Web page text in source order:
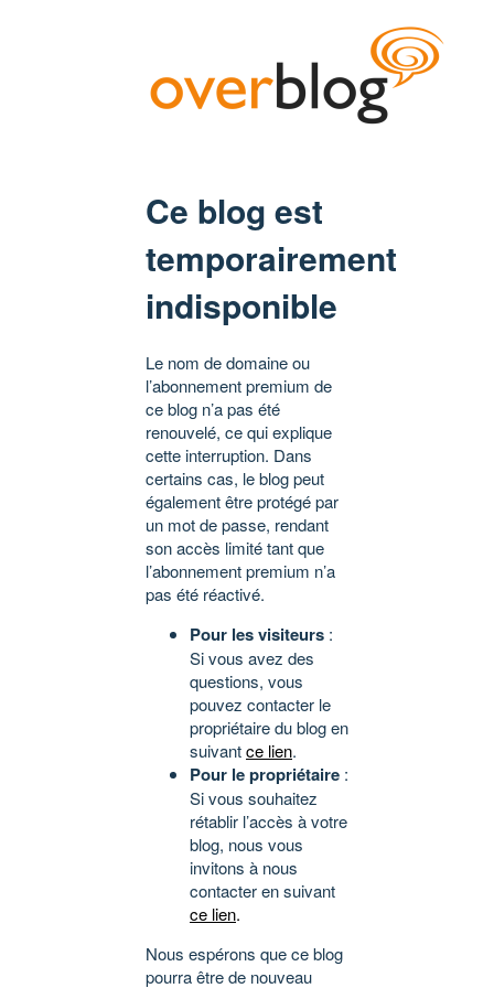
Ce blog est
temporairement
indisponible
Le nom de domaine ou
l’abonnement premium de
ce blog n’a pas été
renouvelé, ce qui explique
cette interruption. Dans
certains cas, le blog peut
également être protégé par
un mot de passe, rendant
son accès limité tant que
l’abonnement premium n’a
pas été réactivé.
Pour les visiteurs :
Si vous avez des
questions, vous
pouvez contacter le
propriétaire du blog en
suivantce lien.
Pour le propriétaire :
Si vous souhaitez
rétablir l’accès à votre
blog, nous vous
invitons à nous
contacter en suivant
ce lien.
Nous espérons que ce blog
pourra être de nouveau